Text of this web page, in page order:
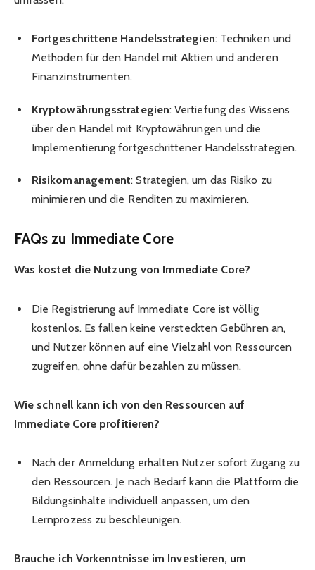
Fortgeschrittene Handelsstrategien: Techniken und
Methoden für den Handel mit Aktien und anderen
Finanzinstrumenten.
Kryptowährungsstrategien: Vertiefung des Wissens
über den Handel mit Kryptowährungen und die
Implementierung fortgeschrittener Handelsstrategien.
Risikomanagement: Strategien, um das Risiko zu
minimieren und die Renditen zu maximieren.
FAQs zu Immediate Core
Was kostet die Nutzung von Immediate Core?
Die Registrierung auf Immediate Core ist völlig
kostenlos. Es fallen keine versteckten Gebühren an,
und Nutzer können auf eine Vielzahl von Ressourcen
zugreifen, ohne dafür bezahlen zu müssen.
Wie schnell kann ich von den Ressourcen auf
Immediate Core profitieren?
Nach der Anmeldung erhalten Nutzer sofort Zugang zu
den Ressourcen. Je nach Bedarf kann die Plattform die
Bildungsinhalte individuell anpassen, um den
Lernprozess zu beschleunigen.
Brauche ich Vorkenntnisse im Investieren, um